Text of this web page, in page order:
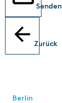
Senden
Zurück
Berlin